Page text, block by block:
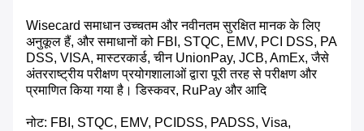
Wisecard समाधान उच्चतम और नवीनतम सुरक्षित मानक के लिए
अनुकूल हैं, और समाधानों को FBI, STQC, EMV, PCI DSS, PA
DSS, VISA, मास्टरकार्ड, चीन UnionPay, JCB, AmEx, जैसे
अंतरराष्ट्रीय परीक्षण प्रयोगशालाओं द्वारा पूरी तरह से परीक्षण और
प्रमाणित किया गया है। डिस्कवर, RuPay और आदि
नोट: FBI, STQC, EMV, PCIDSS, PADSS, Visa,